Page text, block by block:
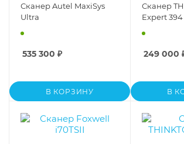
Сканер Autel MaxiSys
Ultra
535 300 ₽
В КОРЗИНУ
Сканер
Expert 394
249 000
В